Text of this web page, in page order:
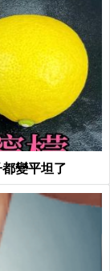
變平坦了